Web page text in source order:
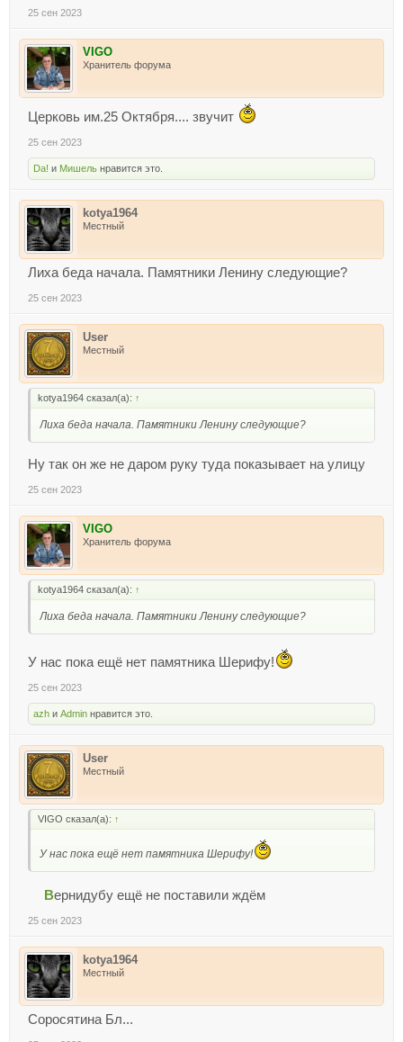
25 сен 2023
VIGO
Хранитель форума
Церковь им.25 Октября.... звучит
25 сен 2023
Da! и Мишель нравится это.
kotya1964
Местный
Лиха беда начала. Памятники Ленину следующие?
25 сен 2023
User
Местный
kotya1964 сказал(а): ↑
Лиха беда начала. Памятники Ленину следующие?
Ну так он же не даром руку туда показывает на улицу
25 сен 2023
VIGO
Хранитель форума
kotya1964 сказал(а): ↑
Лиха беда начала. Памятники Ленину следующие?
У нас пока ещё нет памятника Шерифу!
25 сен 2023
azh и Admin нравится это.
User
Местный
VIGO сказал(а): ↑
У нас пока ещё нет памятника Шерифу!
Вернидубу ещё не поставили ждём
25 сен 2023
kotya1964
Местный
Соросятина Бл...